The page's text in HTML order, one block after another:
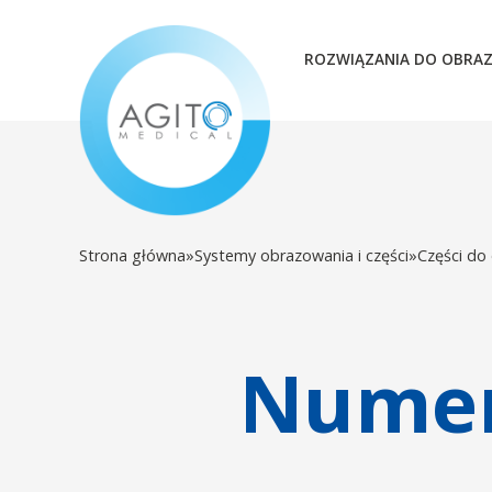
ROZWIĄZANIA DO
Strona główna»Systemy obrazowania i części»Części